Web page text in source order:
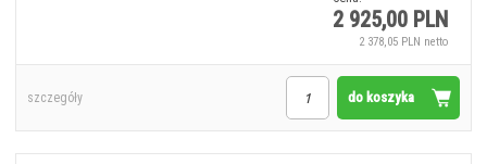
2 925,00 PLN
2 378,05 PLN netto
do koszyka
szczegóły